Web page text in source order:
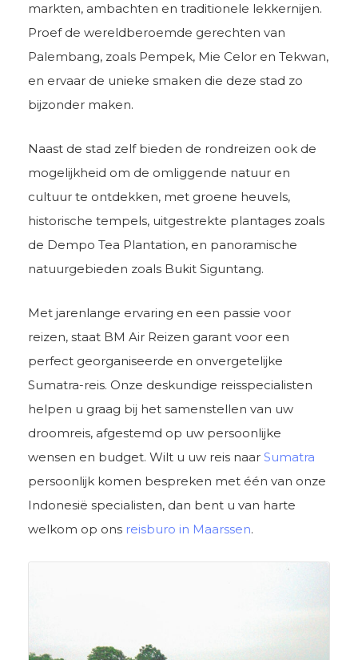
markten, ambachten en traditionele lekkernijen.
Proef de wereldberoemde gerechten van
Palembang, zoals Pempek, Mie Celor en Tekwan,
en ervaar de unieke smaken die deze stad zo
bijzonder maken.
Naast de stad zelf bieden de rondreizen ook de
mogelijkheid om de omliggende natuur en
cultuur te ontdekken, met groene heuvels,
historische tempels, uitgestrekte plantages zoals
de Dempo Tea Plantation, en panoramische
natuurgebieden zoals Bukit Siguntang.
Met jarenlange ervaring en een passie voor
reizen, staat BM Air Reizen garant voor een
perfect georganiseerde en onvergetelijke
Sumatra-reis. Onze deskundige reisspecialisten
helpen u graag bij het samenstellen van uw
droomreis, afgestemd op uw persoonlijke
wensen en budget. Wilt u uw reis naar Sumatra
persoonlijk komen bespreken met één van onze
Indonesië specialisten, dan bent u van harte
welkom op ons reisburo in Maarssen.